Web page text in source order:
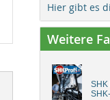
Hier gibt es
Weitere
SHK